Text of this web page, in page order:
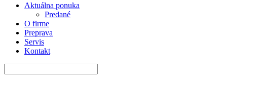
Aktuálna ponuka
Predané
O firme
Preprava
Servis
Kontakt